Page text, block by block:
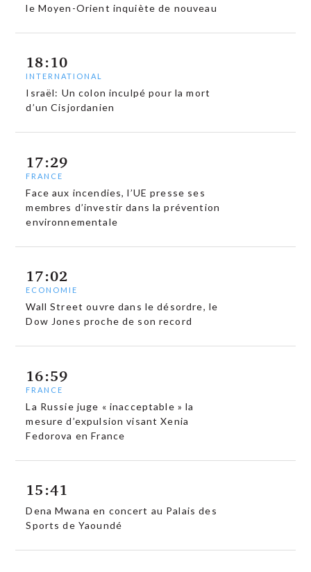
le Moyen-Orient inquiète de nouveau
18:10
INTERNATIONAL
Israël: Un colon inculpé pour la mort
d’un Cisjordanien
17:29
FRANCE
Face aux incendies, l’UE presse ses
membres d’investir dans la prévention
environnementale
17:02
ECONOMIE
Wall Street ouvre dans le désordre, le
Dow Jones proche de son record
16:59
FRANCE
La Russie juge « inacceptable » la
mesure d’expulsion visant Xenia
Fedorova en France
15:41
Dena Mwana en concert au Palais des
Sports de Yaoundé